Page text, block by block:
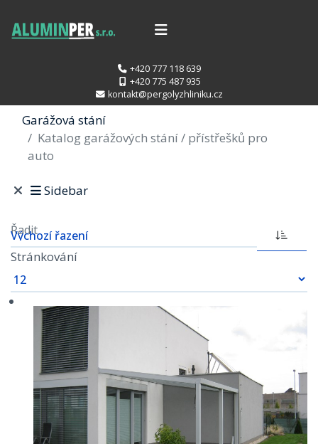
+420 777 118 639
+420 775 487 935
kontakt@pergolyzhliniku.cz
Garážová stání
Katalog garážových stání / přístřešků pro
auto
Sidebar
Řadit
Stránkování